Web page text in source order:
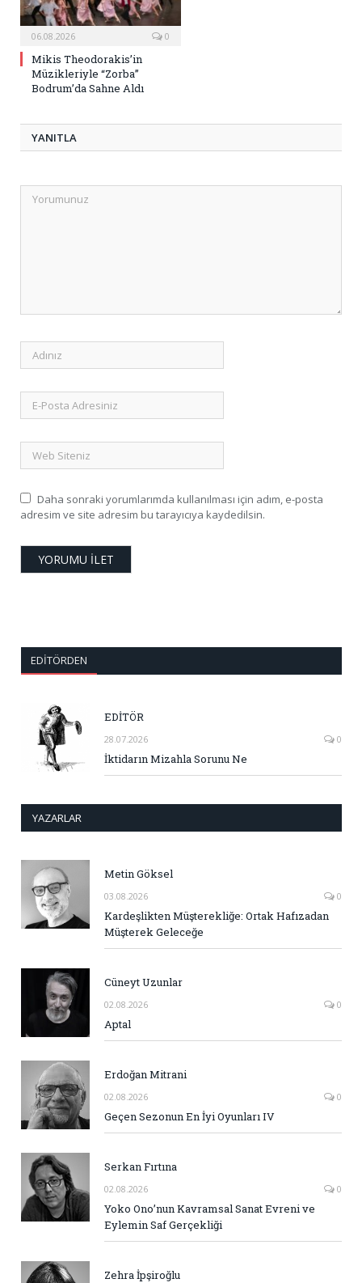
06.08.2026 0
Mikis Theodorakis’in
Müzikleriyle “Zorba”
Bodrum’da Sahne Aldı
YANITLA
Daha sonraki yorumlarımda kullanılması için adım, e-posta
adresim ve site adresim bu tarayıcıya kaydedilsin.
EDITÖRDEN
EDİTÖR
28.07.2026 0
İktidarın Mizahla Sorunu Ne
YAZARLAR
Metin Göksel
03.08.2026 0
Kardeşlikten Müşterekliğe: Ortak Hafızadan
Müşterek Geleceğe
Cüneyt Uzunlar
02.08.2026 0
Aptal
Erdoğan Mitrani
02.08.2026 0
Geçen Sezonun En İyi Oyunları IV
Serkan Fırtına
02.08.2026 0
Yoko Ono’nun Kavramsal Sanat Evreni ve
Eylemin Saf Gerçekliği
Zehra İpşiroğlu